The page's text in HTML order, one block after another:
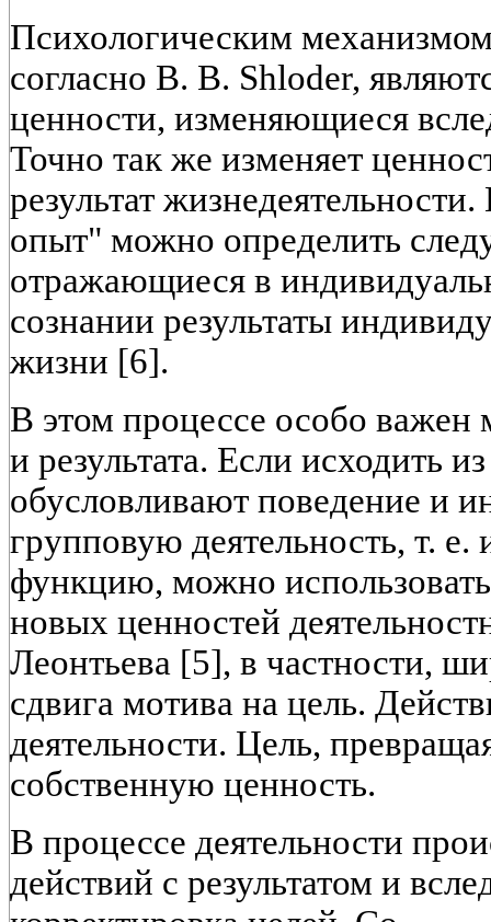
Психологическим
согласно В. В. Shloder,
ценности, изменяющиеся
Точно так же изменяет
результат
опыт" можно определить
отражающиеся в
сознании результаты
жизни [6].
В этом процессе особо важен
и результата. Если исходить
обусловливают поведение и
групповую деятельность, т.
функцию, можно
новых ценностей
Леонтьева [5], в частности,
сдвига мотива на цель.
деятельности. Цель,
собственную ценность.
В процессе деятельности
действий с результатом и